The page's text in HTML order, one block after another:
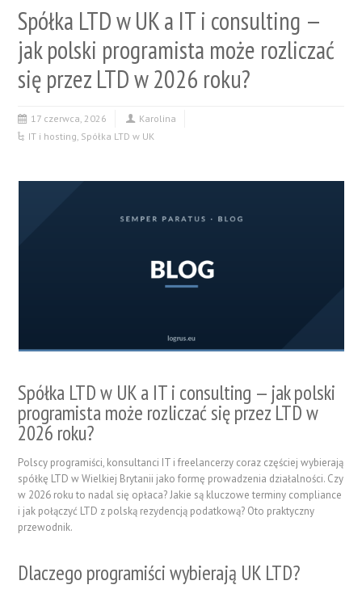
Spółka LTD w UK a IT i consulting —
jak polski programista może rozliczać
się przez LTD w 2026 roku?
17 czerwca, 2026
Karolina
IT i hosting Spółka LTD w UK
Spółka LTD w UK a IT i consulting — jak polski
programista może rozliczać się przez LTD w
2026 roku?
Polscy programiści, konsultanci IT i freelancerzy coraz częściej wybierają
spółkę LTD w Wielkiej Brytanii jako formę prowadzenia działalności. Czy
w 2026 roku to nadal się opłaca? Jakie są kluczowe terminy compliance
i jak połączyć LTD z polską rezydencją podatkową? Oto praktyczny
przewodnik.
Dlaczego programiści wybierają UK LTD?